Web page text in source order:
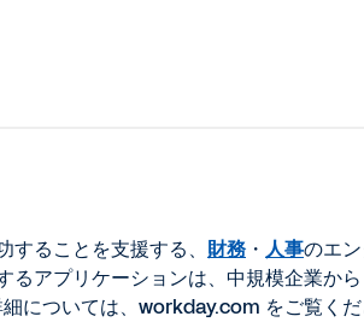
ることを支援する、 財務 ・ 人事のエ
るアプリケーションは、中規模企業
については、workday.com をご覧くだ